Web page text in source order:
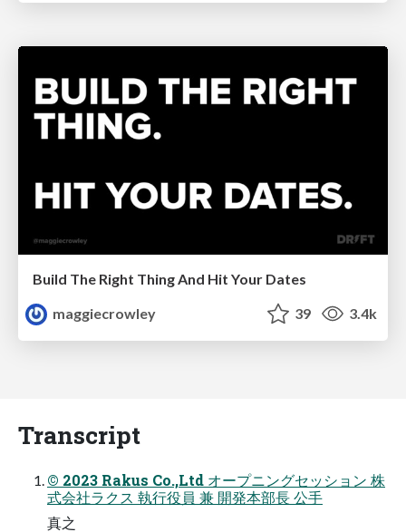
Build The Right Thing And Hit Your Dates
maggiecrowley
39 3.4k
Transcript
© 2023 Rakus Co.,Ltd オープニングセッション 株
式会社ラクス 執行役員 兼 開発本部長 公手
真之